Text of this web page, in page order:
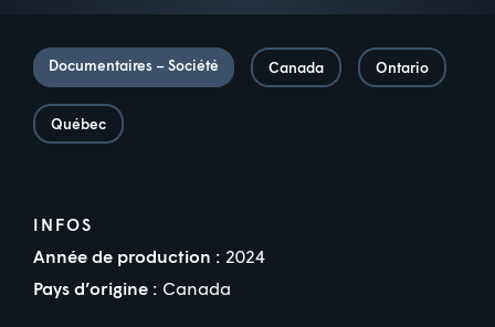
Documentaires – Société Canada Ontario
Québec
INFOS
Année de production : 2024
Pays d’origine : Canada